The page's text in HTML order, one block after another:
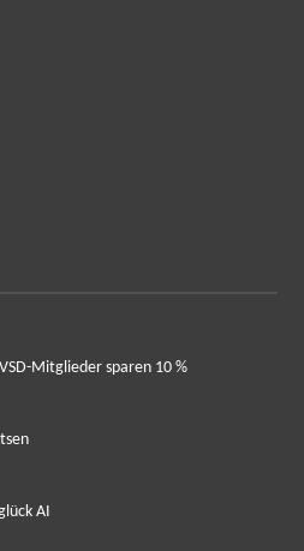
Mitglieder sparen 10 %
AI